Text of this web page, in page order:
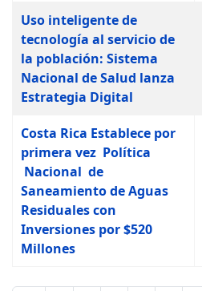
Uso inteligente de
tecnología al servicio de
la población: Sistema
Nacional de Salud lanza
Estrategia Digital
Costa Rica Establece por
primera vez Política
Nacional de
Saneamiento de Aguas
Residuales con
Inversiones por $520
Millones